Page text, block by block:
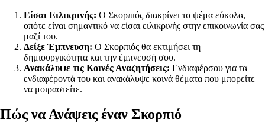
Είσαι Ειλικρινής: Ο Σκορπιός διακρίνει το ψέμα εύκολα,
οπότε είναι σημαντικό να είσαι ειλικρινής στην επικοινωνία σας
μαζί του.
Δείξε Έμπνευση: Ο Σκορπιός θα εκτιμήσει τη
δημιουργικότητα και την έμπνευσή σου.
Ανακάλυψε τις Κοινές Αναζητήσεις: Ενδιαφέρσου για τα
ενδιαφέροντά του και ανακάλυψε κοινά θέματα που μπορείτε
να μοιραστείτε.
Πώς να Ανάψεις έναν Σκορπιό